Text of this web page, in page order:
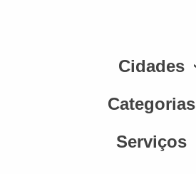
Cidades
Categorias
Serviços